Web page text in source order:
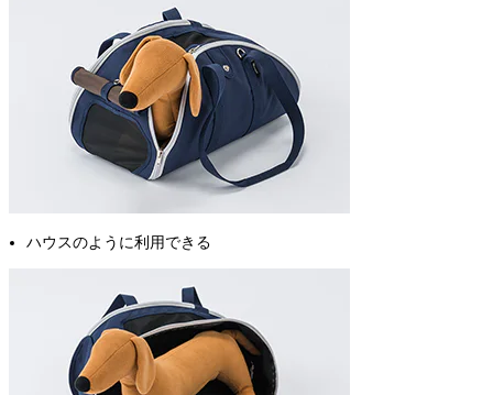
ハウスのように利用できる